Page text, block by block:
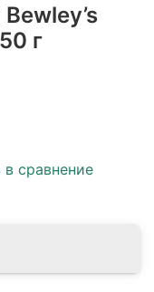
г
сравнение